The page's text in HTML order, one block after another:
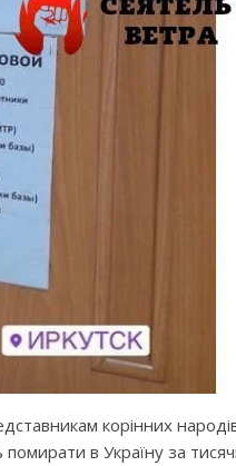
корінних
в Україну за тисячі